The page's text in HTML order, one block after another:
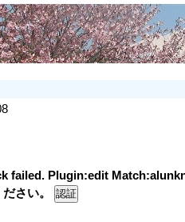
failed. Plugin:edit
さい。